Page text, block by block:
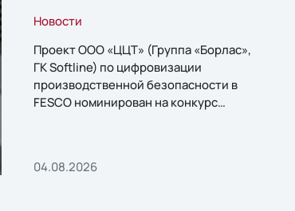
Новости
Проект ООО «ЦЦТ» (Группа «Борлас»,
ГК Softline) по цифровизации
производственной безопасности в
FESCO номинирован на конкурс
04.08.2026